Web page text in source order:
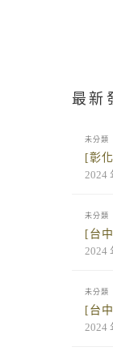
最新
未分類
[彰
2024
未分類
[台
2024
未分類
[台
2024